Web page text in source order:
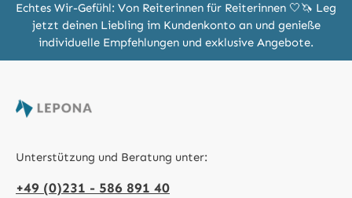
Echtes Wir-Gefühl: Von Reiterinnen für Reiterinnen 🤍🦄 Leg
jetzt deinen Liebling im Kundenkonto an und genieße
individuelle Empfehlungen und exklusive Angebote.
Unterstützung und Beratung unter:
+49 (0)231 - 586 891 40